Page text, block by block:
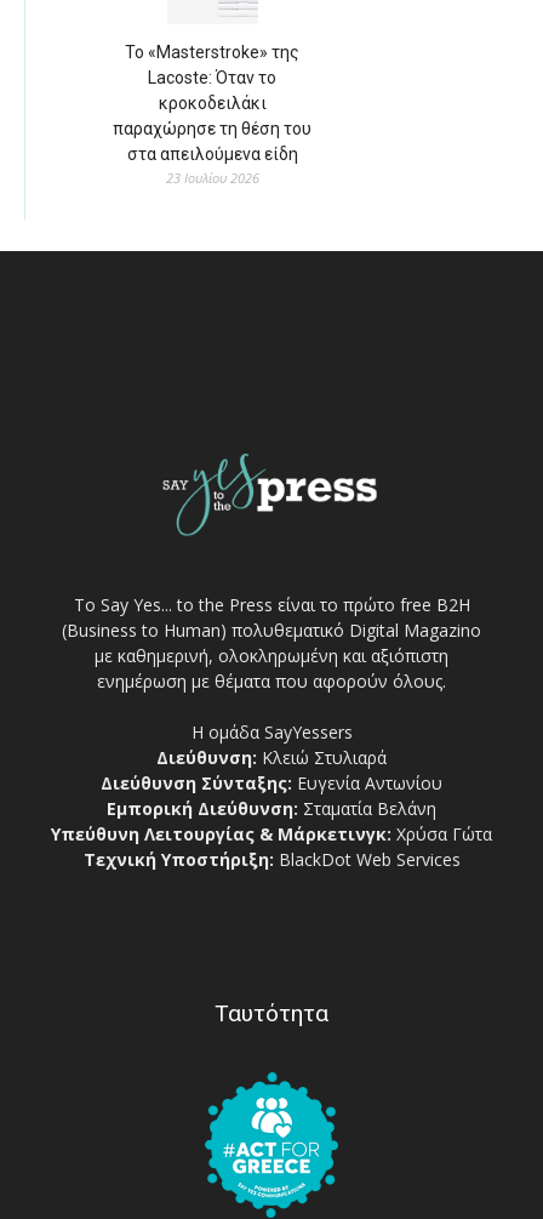
Το «Masterstroke» της
Lacoste: Όταν το
κροκοδειλάκι
παραχώρησε τη θέση του
στα απειλούμενα είδη
23 Ιουλίου 2026
Το Say Yes... to the Press είναι το πρώτο free Β2Η
(Business to Human) πολυθεματικό Digital Magazino
με καθημερινή, ολοκληρωμένη και αξιόπιστη
ενημέρωση με θέματα που αφορούν όλους.
Η ομάδα SayYessers
Διεύθυνση: Κλειώ Στυλιαρά
Διεύθυνση Σύνταξης: Ευγενία Αντωνίου
Εμπορική Διεύθυνση: Σταματία Βελάνη
Υπεύθυνη Λειτουργίας & Μάρκετινγκ: Χρύσα Γώτα
Τεχνική Υποστήριξη: BlackDot Web Services
Ταυτότητα